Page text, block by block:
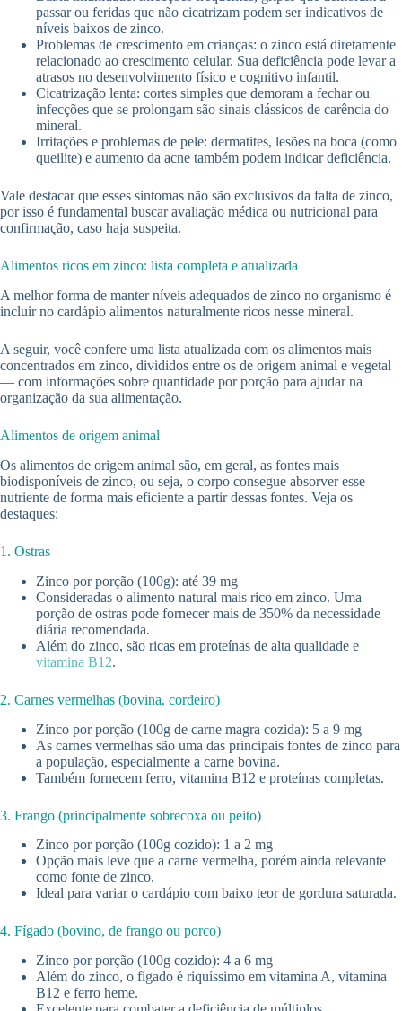
passar ou feridas que não cicatrizam podem ser indicativos de
níveis baixos de zinco.
Problemas de crescimento em crianças: o zinco está diretamente
relacionado ao crescimento celular. Sua deficiência pode levar a
atrasos no desenvolvimento físico e cognitivo infantil.
Cicatrização lenta: cortes simples que demoram a fechar ou
infecções que se prolongam são sinais clássicos de carência do
mineral.
Irritações e problemas de pele: dermatites, lesões na boca (como
queilite) e aumento da acne também podem indicar deficiência.
Vale destacar que esses sintomas não são exclusivos da falta de zinco,
por isso é fundamental buscar avaliação médica ou nutricional para
confirmação, caso haja suspeita.
Alimentos ricos em zinco: lista completa e atualizada
A melhor forma de manter níveis adequados de zinco no organismo é
incluir no cardápio alimentos naturalmente ricos nesse mineral.
A seguir, você confere uma lista atualizada com os alimentos mais
concentrados em zinco, divididos entre os de origem animal e vegetal
— com informações sobre quantidade por porção para ajudar na
organização da sua alimentação.
Alimentos de origem animal
Os alimentos de origem animal são, em geral, as fontes mais
biodisponíveis de zinco, ou seja, o corpo consegue absorver esse
nutriente de forma mais eficiente a partir dessas fontes. Veja os
destaques:
1. Ostras
Zinco por porção (100g): até 39 mg
Consideradas o alimento natural mais rico em zinco. Uma
porção de ostras pode fornecer mais de 350% da necessidade
diária recomendada.
Além do zinco, são ricas em proteínas de alta qualidade e
vitamina B12.
2. Carnes vermelhas (bovina, cordeiro)
Zinco por porção (100g de carne magra cozida): 5 a 9 mg
As carnes vermelhas são uma das principais fontes de zinco para
a população, especialmente a carne bovina.
Também fornecem ferro, vitamina B12 e proteínas completas.
3. Frango (principalmente sobrecoxa ou peito)
Zinco por porção (100g cozido): 1 a 2 mg
Opção mais leve que a carne vermelha, porém ainda relevante
como fonte de zinco.
Ideal para variar o cardápio com baixo teor de gordura saturada.
4. Fígado (bovino, de frango ou porco)
Zinco por porção (100g cozido): 4 a 6 mg
Além do zinco, o fígado é riquíssimo em vitamina A, vitamina
B12 e ferro heme.